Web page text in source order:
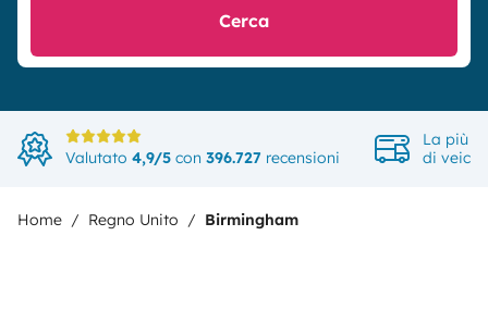
Cerca
Valutato 4,9/5 con 396.727 recensioni
La più
di
Home Regno Unito Birmingham